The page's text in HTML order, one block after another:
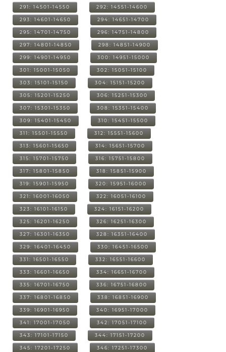
291: 14501-14550 292: 14551-14600
293: 14601-14650 294: 14651-14700
295: 14701-14750 296: 14751-14800
297: 14801-14850 298: 14851-14900
299: 14901-14950 300: 14951-15000
301: 15001-15050 302: 15051-15100
303: 15101-15150 304: 15151-15200
305: 15201-15250 306: 15251-15300
307: 15301-15350 308: 15351-15400
309: 15401-15450 310: 15451-15500
311: 15501-15550 312: 15551-15600
313: 15601-15650 314: 15651-15700
315: 15701-15750 316: 15751-15800
317: 15801-15850 318: 15851-15900
319: 15901-15950 320: 15951-16000
321: 16001-16050 322: 16051-16100
323: 16101-16150 324: 16151-16200
325: 16201-16250 326: 16251-16300
327: 16301-16350 328: 16351-16400
329: 16401-16450 330: 16451-16500
331: 16501-16550 332: 16551-16600
333: 16601-16650 334: 16651-16700
335: 16701-16750 336: 16751-16800
337: 16801-16850 338: 16851-16900
339: 16901-16950 340: 16951-17000
341: 17001-17050 342: 17051-17100
343: 17101-17150 344: 17151-17200
345: 17201-17250 346: 17251-17300